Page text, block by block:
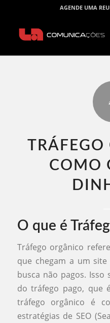
AGENDE UMA
TRÁFEGO
COMO
O que é
Tráfego orgânico
que chegam a um
busca não pagos.
do tráfego pago, que
tráfego orgânico é
estratégias de SEO